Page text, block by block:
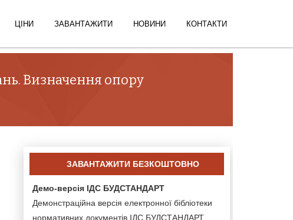
ЦІНИ ЗАВАНТАЖИТИ НОВИНИ КОНТАКТИ
Визначення опору
ЗАВАНТАЖИТИ БЕЗКОШТОВНО
Демо-версія ІДС БУДСТАНДАРТ
Демонстраційна версія електронної бібліотеки
нормативних документів ІДС БУДСТАНДАРТ.